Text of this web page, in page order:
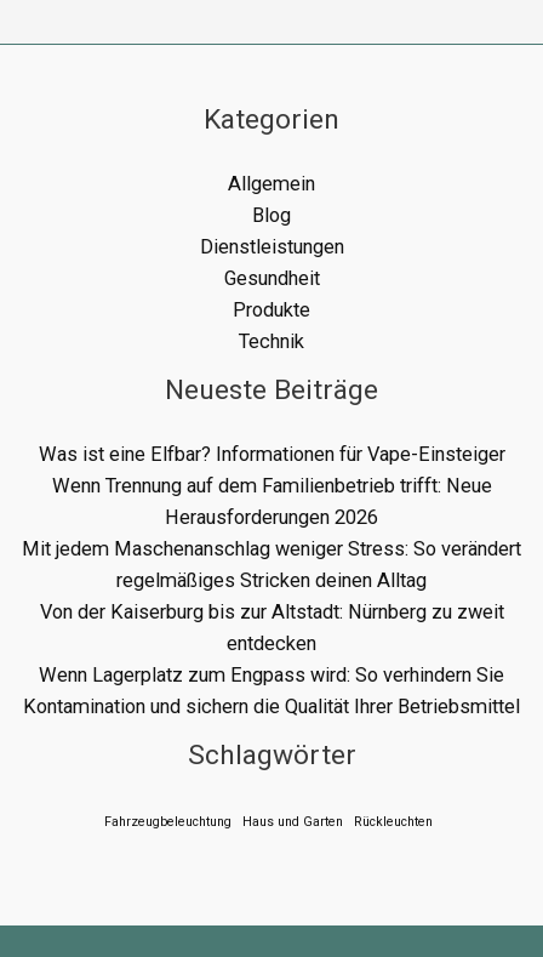
Kategorien
Allgemein
Blog
Dienstleistungen
Gesundheit
Produkte
Technik
Neueste Beiträge
Was ist eine Elfbar? Informationen für Vape-Einsteiger
Wenn Trennung auf dem Familienbetrieb trifft: Neue
Herausforderungen 2026
Mit jedem Maschenanschlag weniger Stress: So verändert
regelmäßiges Stricken deinen Alltag
Von der Kaiserburg bis zur Altstadt: Nürnberg zu zweit
entdecken
Wenn Lagerplatz zum Engpass wird: So verhindern Sie
Kontamination und sichern die Qualität Ihrer Betriebsmittel
Schlagwörter
Fahrzeugbeleuchtung Haus und Garten Rückleuchten